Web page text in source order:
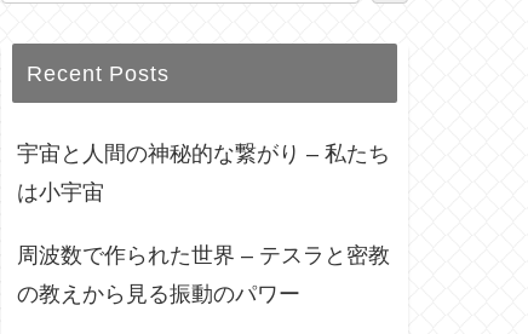
Recent Posts
宇宙と人間の神秘的な繋がり – 私たち
は小宇宙
周波数で作られた世界 – テスラと密教
の教えから見る振動のパワー